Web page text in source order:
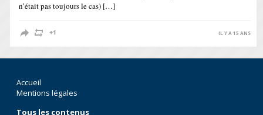
n’était pas toujours le cas) […]
IL Y A 15 ANS
Accueil
Mentions légales
Tous les contenus